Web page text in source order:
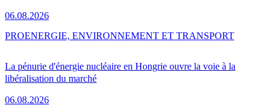
06.08.2026
La pénurie d'énergie nucléaire en Hongrie ouvre la voie à la
libéralisation du marché
06.08.2026
PROENERGIE, ENVIRONNEMENT ET TRANSPORT